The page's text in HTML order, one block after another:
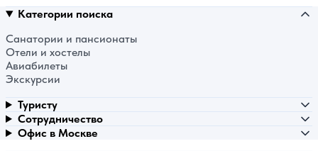
Категории поиска
Санатории и пансионаты
Отели и хостелы
Авиабилеты
Экскурсии
Туристу
Сотрудничество
Офис в Москве